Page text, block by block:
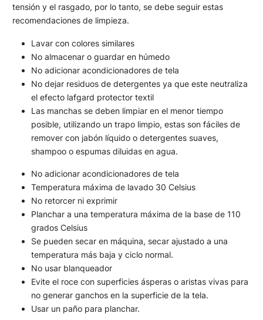
tensión y el rasgado, por lo tanto, se debe seguir estas
recomendaciones de limpieza.
Lavar con colores similares
No almacenar o guardar en húmedo
No adicionar acondicionadores de tela
No dejar residuos de detergentes ya que este neutraliza
el efecto lafgard protector textil
Las manchas se deben limpiar en el menor tiempo
posible, utilizando un trapo limpio, estas son fáciles de
remover con jabón líquido o detergentes suaves,
shampoo o espumas diluidas en agua.
No adicionar acondicionadores de tela
Temperatura máxima de lavado 30 Celsius
No retorcer ni exprimir
Planchar a una temperatura máxima de la base de 110
grados Celsius
Se pueden secar en máquina, secar ajustado a una
temperatura más baja y ciclo normal.
No usar blanqueador
Evite el roce con superficies ásperas o aristas vivas para
no generar ganchos en la superficie de la tela.
Usar un paño para planchar.